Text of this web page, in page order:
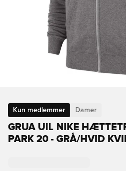
Kun medlemmer Damer
GRUA UIL NIKE
PARK 20 - GRÅ/HVID